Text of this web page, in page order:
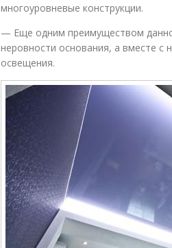
многоуровневые конструкции.
— Еще одним преимуществом
неровности основания, а вместе
освещения.